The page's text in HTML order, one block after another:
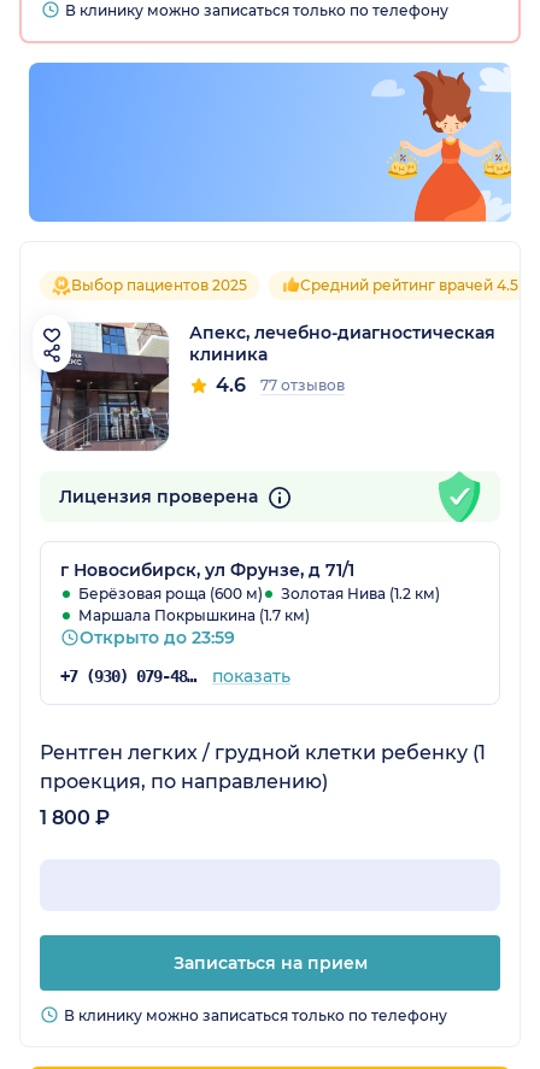
В клинику можно записаться только по телефону
Выбор пациентов 2025 Средний рейтинг врачей 4.5
Апекс, лечебно-диагностическая
клиника
4.6 77 отзывов
Лицензия проверена
г Новосибирск, ул Фрунзе, д 71/1
Берёзовая роща (600 м)
Золотая Нива (1.2 км)
Маршала Покрышкина (1.7 км)
Открыто до 23:59
+7 (930) 079-48-69 показать
Рентген легких / грудной клетки ребенку (1
проекция, по направлению)
1 800 ₽
Записаться на прием
В клинику можно записаться только по телефону